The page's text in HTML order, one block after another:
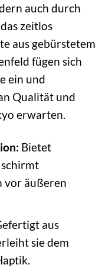
auch durch
zeitlos
aus gebürstetem
fügen sich
ein und
Qualität und
erwarten.
Bietet
vor äußeren
aus
sie dem